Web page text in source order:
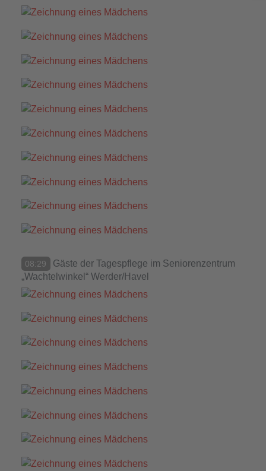
08:29
Gäste der Tagespflege im Seniorenzentrum
„Wachtelwinkel“ Werder/Havel